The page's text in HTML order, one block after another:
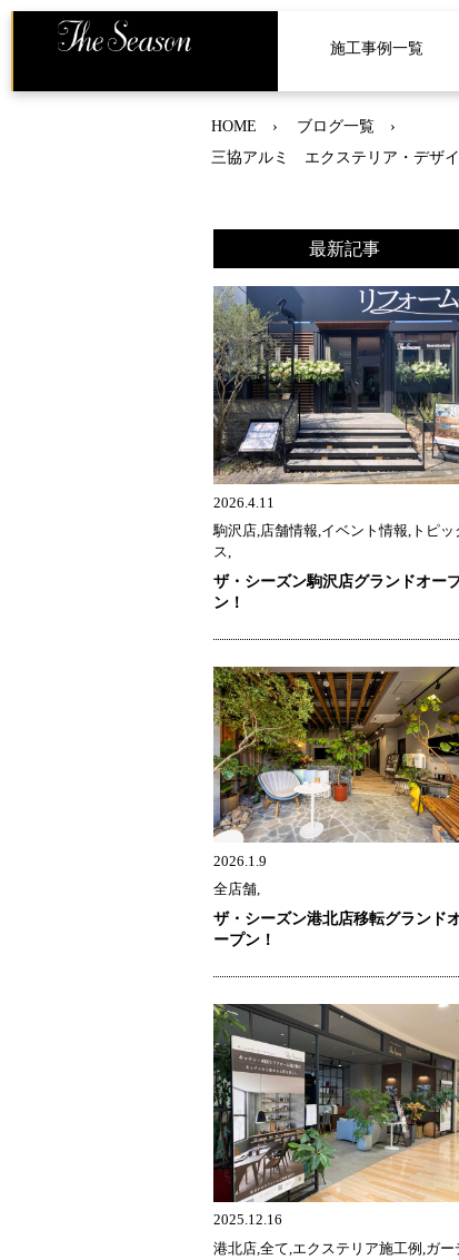
施工事例一覧
HOME
ブログ一覧
三協アルミ エクステリア・デザ
最新記事
2026.4.11
駒沢店,店舗情報,イベント情報,トピッ
ス,
ザ・シーズン駒沢店グランドオー
ン！
2026.1.9
全店舗,
ザ・シーズン港北店移転グランド
ープン！
2025.12.16
港北店,全て,エクステリア施工例,ガー